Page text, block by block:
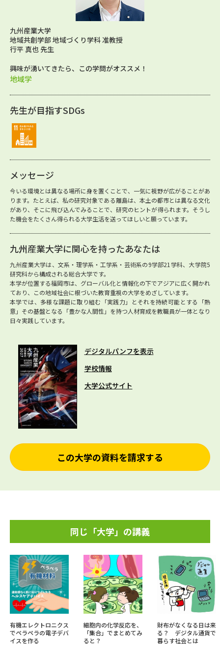
九州産業大学
地域共創学部 地域づくり学科 准教授
行平 真也 先生
興味が湧いてきたら、この学問がオススメ！
地域学
先生が目指すSDGs
メッセージ
今いる環境とは異なる場所に身を置くことで、一気に視野が広がることがあ
ります。たとえば、私の研究対象である離島は、本土の都市とは異なる文化
があり、そこに飛び込んでみることで、研究のヒントが得られます。そうし
た機会をたくさん得られる大学生活を送ってほしいと願っています。
九州産業大学に関心を持ったあなたは
九州産業大学は、文系・理学系・工学系・芸術系の9学部21学科、大学院5
研究科から構成される総合大学です。
本学が位置する福岡市は、グローバル化と情報化の下でアジアに広く開かれ
ており、この地域社会に根づいた教育重視の大学をめざしています。
本学では、多様な課題に取り組む「実践力」とそれを持続可能とする「熱
意」その基盤となる「豊かな人間性」を持つ人材育成を教職員が一体となり
日々実践しています。
デジタルパンフを表示
学校情報
大学公式サイト
この大学の資料を請求する
同じ「大学」の講義
有機エレクトロニクス
でペラペラの電子デバ
イスを作る
細胞内の化学反応を、
「集合」でまとめてみ
ると？
財布がなくなる日は来
る？ デジタル通貨で
暮らす社会とは